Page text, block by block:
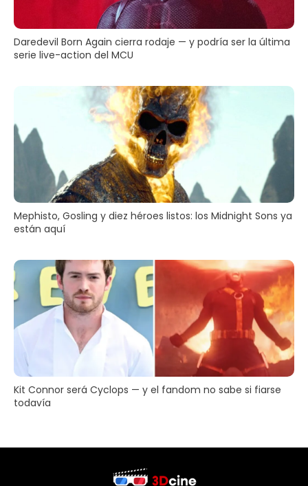
Daredevil Born Again cierra rodaje — y podría ser la última
serie live-action del MCU
Mephisto, Gosling y diez héroes listos: los Midnight Sons ya
están aquí
Kit Connor será Cyclops — y el fandom no sabe si fiarse
todavía